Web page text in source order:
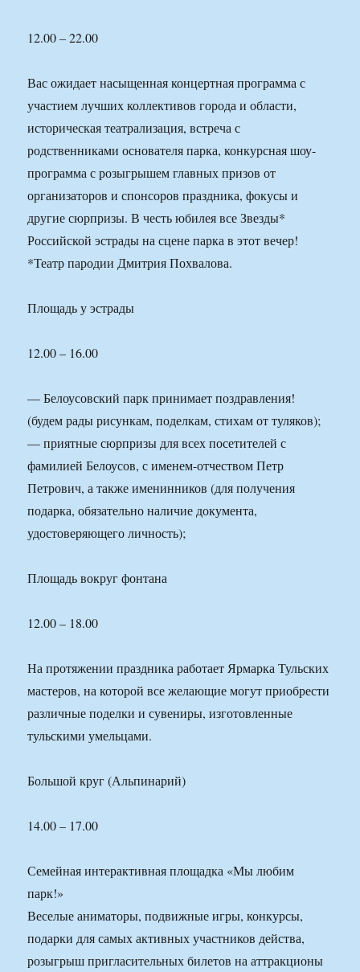
12.00 – 22.00
Вас ожидает насыщенная концертная программа с
участием лучших коллективов города и области,
историческая театрализация, встреча с
родственниками основателя парка, конкурсная шоу-
программа с розыгрышем главных призов от
организаторов и спонсоров праздника, фокусы и
другие сюрпризы. В честь юбилея все Звезды*
Российской эстрады на сцене парка в этот вечер!
*Театр пародии Дмитрия Похвалова.
Площадь у эстрады
12.00 – 16.00
— Белоусовский парк принимает поздравления!
(будем рады рисункам, поделкам, стихам от туляков);
— приятные сюрпризы для всех посетителей с
фамилией Белоусов, с именем-отчеством Петр
Петрович, а также именинников (для получения
подарка, обязательно наличие документа,
удостоверяющего личность);
Площадь вокруг фонтана
12.00 – 18.00
На протяжении праздника работает Ярмарка Тульских
мастеров, на которой все желающие могут приобрести
различные поделки и сувениры, изготовленные
тульскими умельцами.
Большой круг (Альпинарий)
14.00 – 17.00
Семейная интерактивная площадка «Мы любим
парк!»
Веселые аниматоры, подвижные игры, конкурсы,
подарки для самых активных участников действа,
розыгрыш пригласительных билетов на аттракционы